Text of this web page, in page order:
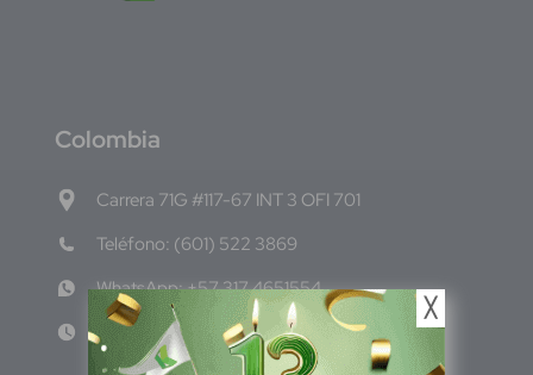
Colombia
Carrera 71G #117-67 INT 3 OFI 701
Teléfono: (601) 522 3869
WhatsApp: +57 317 4651554
Lun - Vie 8:00am - 5:00pm
╳